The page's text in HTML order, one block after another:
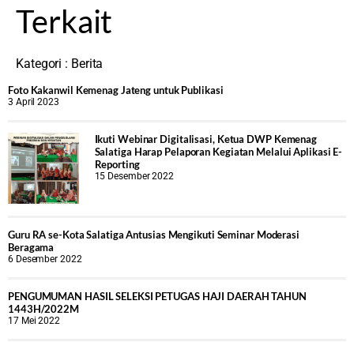
Terkait
Kategori : Berita
Foto Kakanwil Kemenag Jateng untuk Publikasi
3 April 2023
Ikuti Webinar Digitalisasi, Ketua DWP Kemenag
Salatiga Harap Pelaporan Kegiatan Melalui Aplikasi E-
Reporting
15 Desember 2022
Guru RA se-Kota Salatiga Antusias Mengikuti Seminar Moderasi
Beragama
6 Desember 2022
PENGUMUMAN HASIL SELEKSI PETUGAS HAJI DAERAH TAHUN
1443H/2022M
17 Mei 2022